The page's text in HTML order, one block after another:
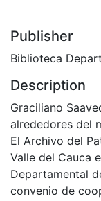
Publisher
Biblioteca
Description
Graciliano
alrededores del
El Archivo del
Valle del Cauca
Departamental
convenio de